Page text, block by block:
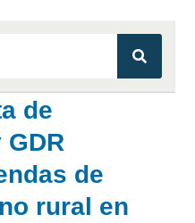
de
de
rural en